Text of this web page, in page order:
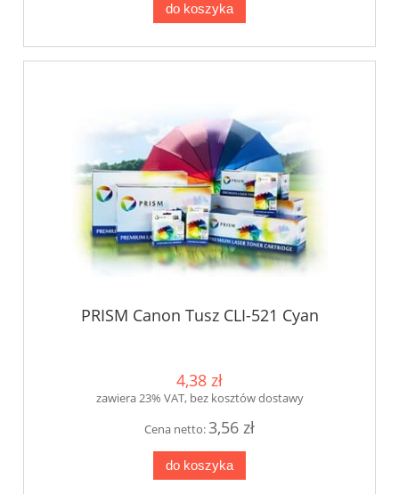
do koszyka
PRISM Canon Tusz CLI-521 Cyan
4,38 zł
zawiera 23% VAT, bez kosztów dostawy
Cena netto:3,56 zł
do koszyka